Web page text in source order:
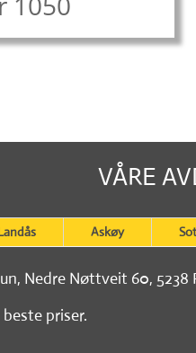
VÅRE
Askøy
Nedre Nøttveit 60, 5238
priser.